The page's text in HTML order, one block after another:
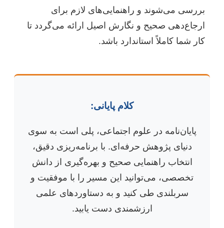
بررسی می‌شوند و راهنمایی‌های لازم برای
ارجاع‌دهی صحیح و نگارش اصیل ارائه می‌گردد تا
کار شما کاملاً استاندارد باشد.
کلام پایانی:
پایان‌نامه در علوم اجتماعی، پلی است به سوی
دنیای پژوهش حرفه‌ای. با برنامه‌ریزی دقیق،
انتخاب راهنمایی صحیح و بهره‌گیری از دانش
تخصصی، می‌توانید این مسیر را با موفقیت و
سربلندی طی کنید و به دستاوردهای علمی
ارزشمندی دست یابید.